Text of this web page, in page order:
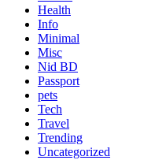
Health
Info
Minimal
Misc
Nid BD
Passport
pets
Tech
Travel
Trending
Uncategorized